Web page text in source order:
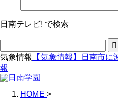
日南テレビ! で検索
気象情報
【気象情報】日南市
報
HOME >